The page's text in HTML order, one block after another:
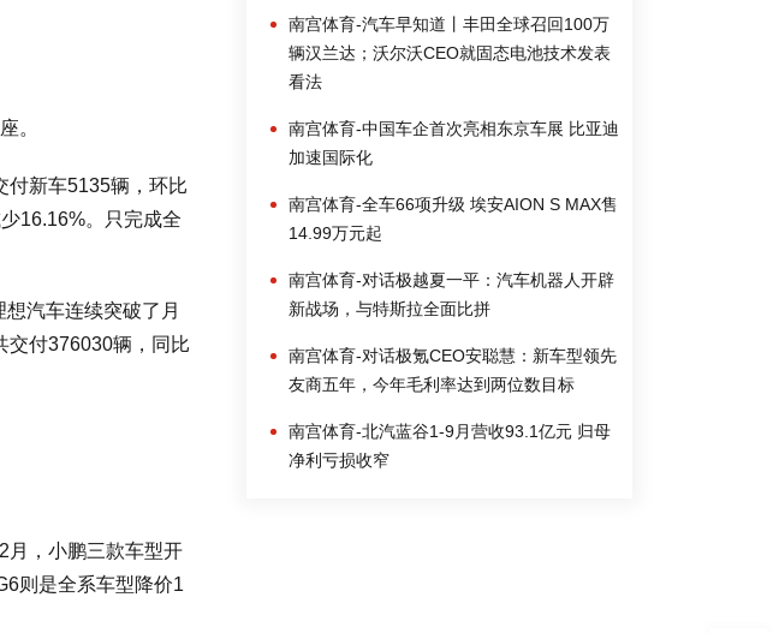
。
付新车5135辆，环比
16.16%。只完成全
汽车连续突破了月
交付376030辆，同比
月，小鹏三款车型开
则是全系车型降价1
南宫体育-汽车早知道丨丰田全球召回100万
辆汉兰达；沃尔沃CEO就固态电池技术发表
看法
南宫体育-中国车企首次亮相东京车展 比亚迪
加速国际化
南宫体育-全车66项升级 埃安AION S MAX售
14.99万元起
南宫体育-对话极越夏一平：汽车机器人开辟
新战场，与特斯拉全面比拼
南宫体育-对话极氪CEO安聪慧：新车型领先
友商五年，今年毛利率达到两位数目标
南宫体育-北汽蓝谷1-9月营收93.1亿元 归母
净利亏损收窄